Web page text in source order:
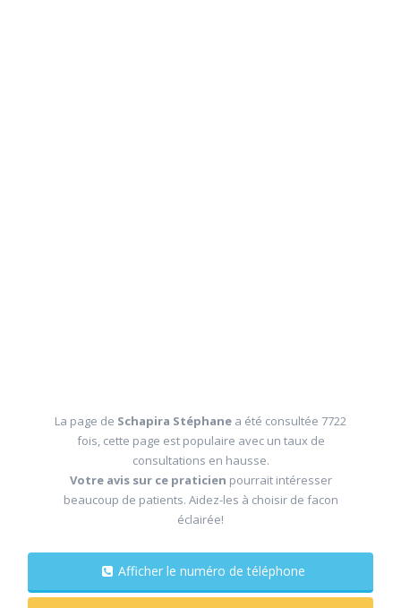
La page de Schapira Stéphane a été consultée 7722
fois, cette page est populaire avec un taux de
consultations en hausse.
Votre avis sur ce praticien pourrait intéresser
beaucoup de patients. Aidez-les à choisir de facon
éclairée!
Afficher le numéro de téléphone